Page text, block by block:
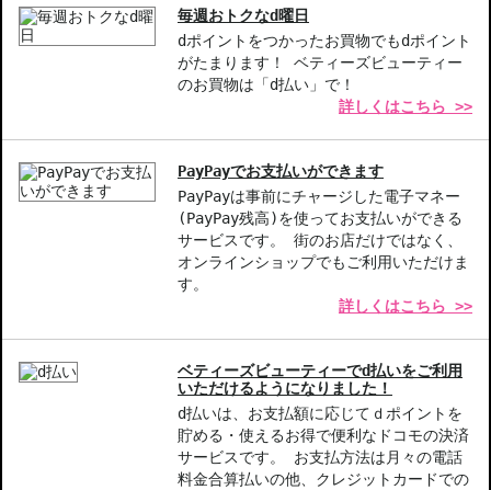
【こんな方へおすすめ】
特別な日を彩りたい方
普段使いでも華やかさを求める方
JAN/UPC：3614274415391
お悩み・効果
毎週おトクなd曜日
dポイントをつかったお買物でもdポイント
がたまります！ ベティーズビューティー
のお買物は「d払い」で！
詳しくはこちら >>
PayPayでお支払いができます
PayPayは事前にチャージした電子マネー
(PayPay残高)を使ってお支払いができる
サービスです。 街のお店だけではなく、
オンラインショップでもご利用いただけま
す。
詳しくはこちら >>
ベティーズビューティーでd払いをご利用
いただけるようになりました！
d払いは、お支払額に応じてｄポイントを
貯める・使えるお得で便利なドコモの決済
サービスです。 お支払方法は月々の電話
料金合算払いの他、クレジットカードでの